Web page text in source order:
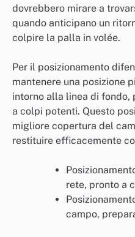
dovrebbero mirare a
quando anticipano un
colpire la palla in volée.
Per il posizionamento
mantenere una posizione
intorno alla linea di
a colpi potenti. Questo
migliore copertura del
restituire efficacemente
rete, pronto a
campo,